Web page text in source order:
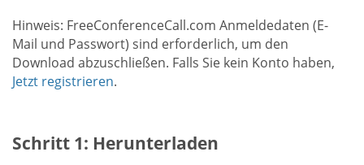
Hinweis: FreeConferenceCall.com Anmeldedaten (E-
Mail und Passwort) sind erforderlich, um den
Download abzuschließen. Falls Sie kein Konto haben,
Jetzt registrieren.
Schritt 1: Herunterladen